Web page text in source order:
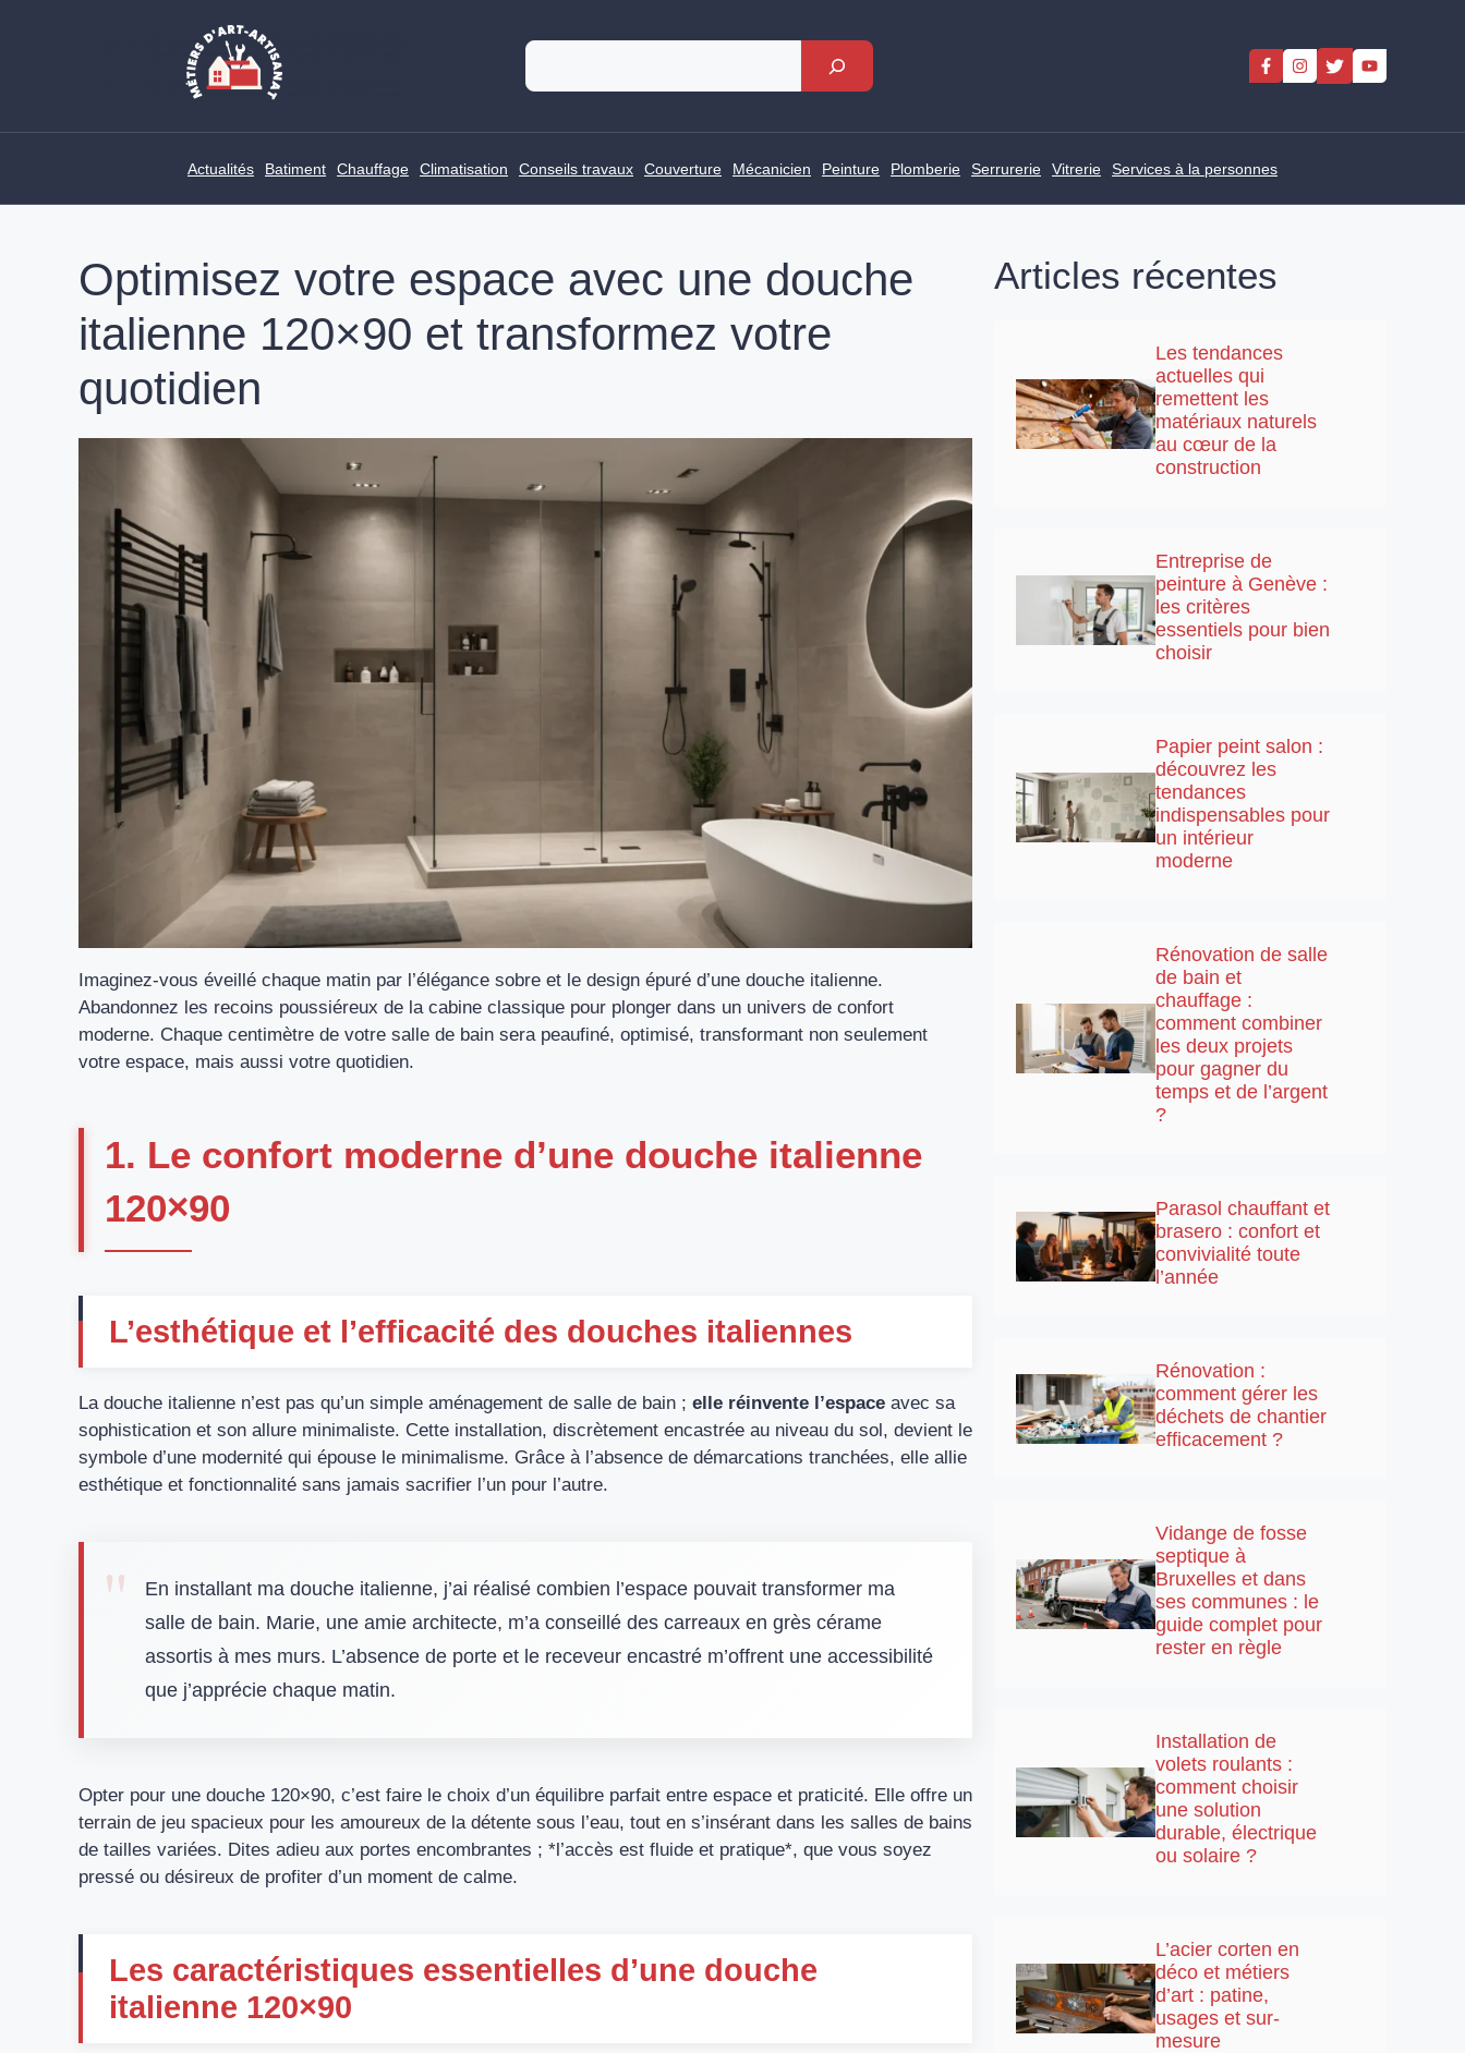
Rechercher
Actualités Batiment Chauffage Climatisation Conseils travaux Couverture Mécanicien Peinture Plomberie Serrurerie Vitrerie Services à la personnes
Optimisez votre espace avec une douche
italienne 120×90 et transformez votre
quotidien
Imaginez-vous éveillé chaque matin par l’élégance sobre et le design épuré d’une douche italienne.
Abandonnez les recoins poussiéreux de la cabine classique pour plonger dans un univers de confort
moderne. Chaque centimètre de votre salle de bain sera peaufiné, optimisé, transformant non seulement
votre espace, mais aussi votre quotidien.
1. Le confort moderne d’une douche italienne
120×90
L’esthétique et l’efficacité des douches italiennes
La douche italienne n’est pas qu’un simple aménagement de salle de bain ; elle réinvente l’espace avec sa
sophistication et son allure minimaliste. Cette installation, discrètement encastrée au niveau du sol, devient le
symbole d’une modernité qui épouse le minimalisme. Grâce à l’absence de démarcations tranchées, elle allie
esthétique et fonctionnalité sans jamais sacrifier l’un pour l’autre.
En installant ma douche italienne, j’ai réalisé combien l’espace pouvait transformer ma
salle de bain. Marie, une amie architecte, m’a conseillé des carreaux en grès cérame
assortis à mes murs. L’absence de porte et le receveur encastré m’offrent une accessibilité
que j’apprécie chaque matin.
Opter pour une douche 120×90, c’est faire le choix d’un équilibre parfait entre espace et praticité. Elle offre un
terrain de jeu spacieux pour les amoureux de la détente sous l’eau, tout en s’insérant dans les salles de bains
de tailles variées. Dites adieu aux portes encombrantes ; *l’accès est fluide et pratique*, que vous soyez
pressé ou désireux de profiter d’un moment de calme.
Les caractéristiques essentielles d’une douche
italienne 120×90
Articles récentes
Les tendances
actuelles qui
remettent les
matériaux naturels
au cœur de la
construction
Entreprise de
peinture à Genève :
les critères
essentiels pour bien
choisir
Papier peint salon :
découvrez les
tendances
indispensables pour
un intérieur
moderne
Rénovation de salle
de bain et
chauffage :
comment combiner
les deux projets
pour gagner du
temps et de l’argent
?
Parasol chauffant et
brasero : confort et
convivialité toute
l’année
Rénovation :
comment gérer les
déchets de chantier
efficacement ?
Vidange de fosse
septique à
Bruxelles et dans
ses communes : le
guide complet pour
rester en règle
Installation de
volets roulants :
comment choisir
une solution
durable, électrique
ou solaire ?
L’acier corten en
déco et métiers
d’art : patine,
usages et sur-
mesure